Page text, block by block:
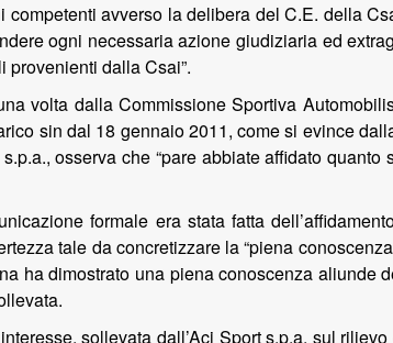
avverso la delibera del C.E. della
ogni necessaria azione giudiziaria ed
dalla Csai”.
volta dalla Commissione Sportiva
sin dal 18 gennaio 2011, come si evince
osserva che “pare abbiate affidato quanto
formale era stata fatta
tale da concretizzare la “piena
ha dimostrato una piena conoscenza aliunde
sollevata dall’Aci Sport s.p.a. sul